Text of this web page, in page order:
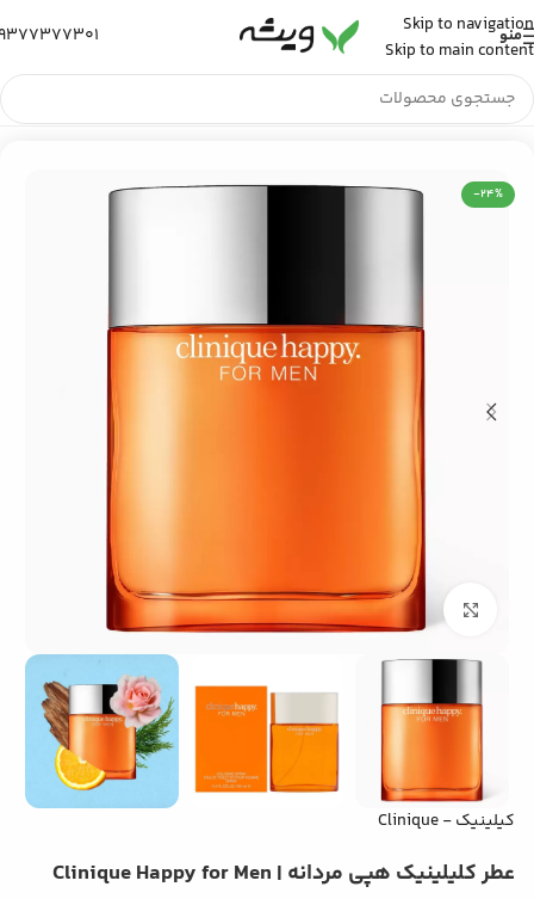
Skip to navigation
Skip to main content
منو
خانه عطر و ادکلن
-24%
بزرگنمایی تصویر
کیلینیک - Clinique
عطر کلیلینیک هپی مردانه | Clinique Happy for Men